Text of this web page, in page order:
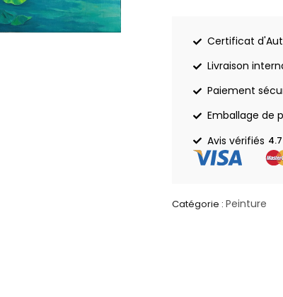
Certificat
Livraison
Paiement
Emballage de
Avis vérifiés 4.7
Catégorie : Peinture